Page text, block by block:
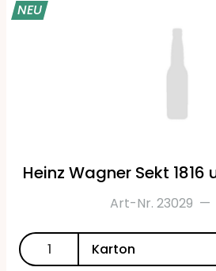
NEU
Heinz Wagner Sekt
Art-Nr. 23029 —